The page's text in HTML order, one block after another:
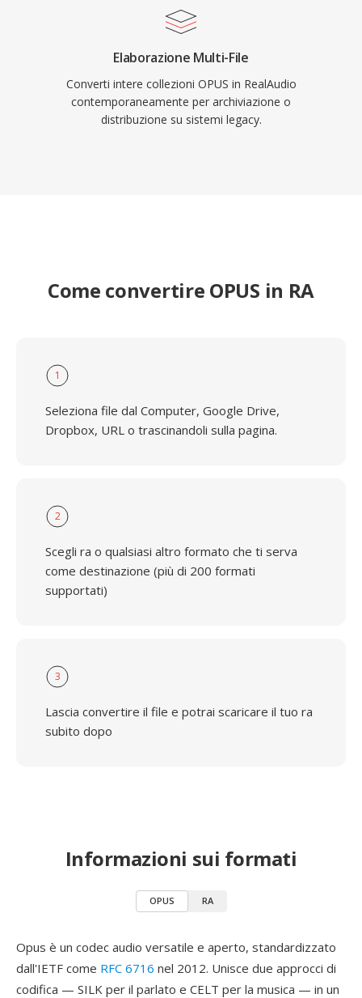
Elaborazione Multi-File
Converti intere collezioni OPUS in RealAudio
contemporaneamente per archiviazione o
distribuzione su sistemi legacy.
Come convertire OPUS in RA
1
Seleziona file dal Computer, Google Drive,
Dropbox, URL o trascinandoli sulla pagina.
2
Scegli ra o qualsiasi altro formato che ti serva
come destinazione (più di 200 formati
supportati)
3
Lascia convertire il file e potrai scaricare il tuo ra
subito dopo
Informazioni sui formati
OPUS RA
Opus è un codec audio versatile e aperto, standardizzato
dall'IETF come RFC 6716 nel 2012. Unisce due approcci di
codifica — SILK per il parlato e CELT per la musica — in un